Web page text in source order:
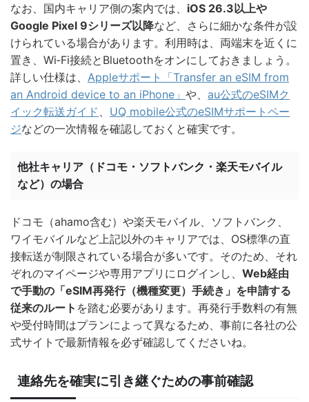
なお、国内キャリア側の案内では、 iOS 26.3以上や
Google Pixel 9シリーズ以降など、さらに細かな条件が設
けられている場合があります。利用時は、両端末を近くに
置き、Wi‑Fi接続とBluetoothをオンにしておきましょう。
詳しい仕様は、 Appleサポート「Transfer an eSIM from
an Android device to an iPhone」 や、 au公式のeSIMク
イック転送ガイド
UQ mobile公式のeSIMサポートペー
ジなどの一次情報を確認しておくと確実です。
他社キャリア（ドコモ・ソフトバンク・楽天モバイル
など）の場合
ドコモ（ahamo含む）や楽天モバイル、ソフトバンク、
ワイモバイルなど上記以外のキャリアでは、OS標準の直
接転送が制限されている場合が多いです。そのため、それ
ぞれのマイページや専用アプリにログインし、 Web経由
で手動の「eSIM再発行（機種変更）手続き」を申請する
従来のルート を踏む必要があります。再発行手数料の有無
や受付時間はプランによって異なるため、事前に各社の公
式サイトで最新情報を必ず確認してくださいね。
連絡先を確実に引き継ぐための事前確認